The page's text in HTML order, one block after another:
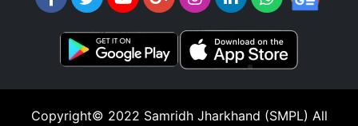
Copyright© 2022 Samridh Jharkhand (SMPL) All